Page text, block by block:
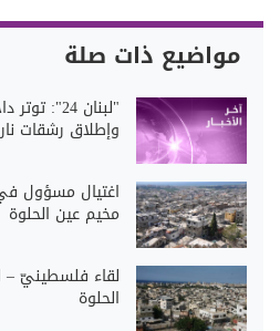
مواضيع ذات صلة
"لبنان
وإطلاق رشقات
اغتيال مسؤول
مخيم عين الحلوة
لقاء فلسطينيّ
الحلوة